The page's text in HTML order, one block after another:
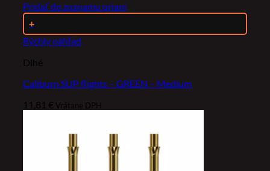
Pridať do zoznamu prianí
+
Rýchly náhľad
Dlhé
Caliburn SUP flights – GREEN – Medium
11,81 € Vrátane DPH